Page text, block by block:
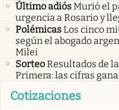
Último adiósMurió el
urgencia a Rosario y
PolémicasLos cinco
según el abogado
Milei
SorteoResultados de
Primera: las cifras
Cotizaciones